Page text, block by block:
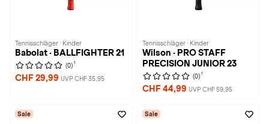
Tennisschläger · Kinder
Babolat · BALLFIGHTER 21
(0) 1
CHF 29,99 UVP CHF 35,95
Tennisschläger · Kinder
Wilson · PRO STAFF
PRECISION JUNIOR 23
(0) 1
CHF 44,99 UVP CHF 59,95
Sale Sale